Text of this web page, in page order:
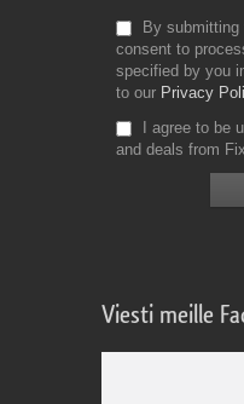
By
consent to
specified by you
to our Privacy
I agree to be
and deals from
Viesti meille